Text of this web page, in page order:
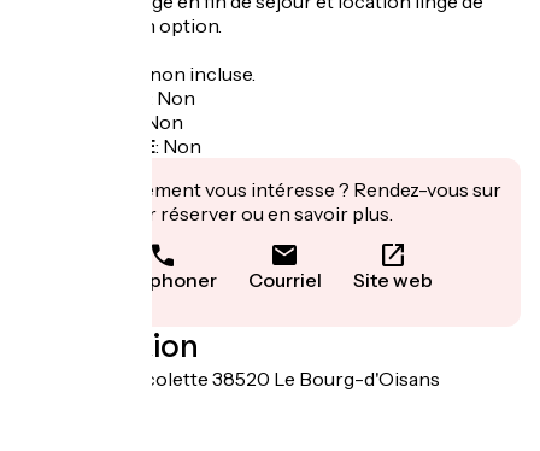
maison sont en option.
Taxe de séjour non incluse.
Non
Non
Recharge VAE: Non
Cet établissement vous intéresse ? Rendez-vous sur
leur site pour réserver ou en savoir plus.
Téléphoner Courriel Site web
Localisation
93 rue de la Micolette 38520 Le Bourg-d'Oisans